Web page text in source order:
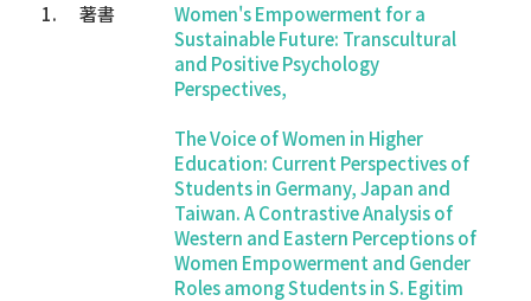
1.
著書
Women's Empowerment for a
Sustainable Future: Transcultural
and Positive Psychology
Perspectives,
The Voice of Women in Higher
Education: Current Perspectives of
Students in Germany, Japan and
Taiwan. A Contrastive Analysis of
Western and Eastern Perceptions of
Women Empowerment and Gender
Roles among Students in S. Egitim